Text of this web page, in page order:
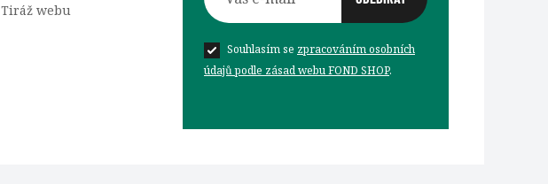
Tiráž webu
Souhlasím se zpracováním osobních
údajů podle zásad webu FOND SHOP.